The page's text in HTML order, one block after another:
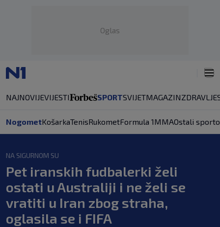
Oglas
NAJNOVIJEVIJESTI SPORTSVIJETMAGAZINZDRAVLJE
NogometKošarkaTenisRukometFormula 1MMAOstali
NA SIGURNOM SU
Pet iranskih fudbalerki želi
ostati u Australiji i ne želi se
vratiti u Iran zbog straha,
oglasila se i FIFA